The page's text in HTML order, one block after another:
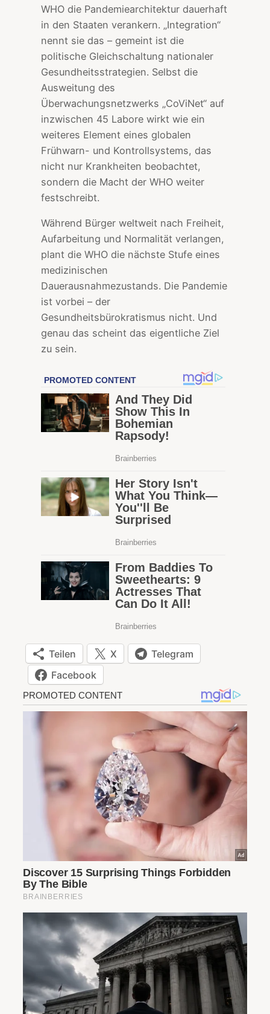
WHO die Pandemiearchitektur dauerhaft
in den Staaten verankern. „Integration“
nennt sie das – gemeint ist die
politische Gleichschaltung nationaler
Gesundheitsstrategien. Selbst die
Ausweitung des
Überwachungsnetzwerks „CoViNet“ auf
inzwischen 45 Labore wirkt wie ein
weiteres Element eines globalen
Frühwarn- und Kontrollsystems, das
nicht nur Krankheiten beobachtet,
sondern die Macht der WHO weiter
festschreibt.
Während Bürger weltweit nach Freiheit,
Aufarbeitung und Normalität verlangen,
plant die WHO die nächste Stufe eines
medizinischen
Dauerausnahmezustands. Die Pandemie
ist vorbei – der
Gesundheitsbürokratismus nicht. Und
genau das scheint das eigentliche Ziel
zu sein.
Teilen X
Telegram
Facebook